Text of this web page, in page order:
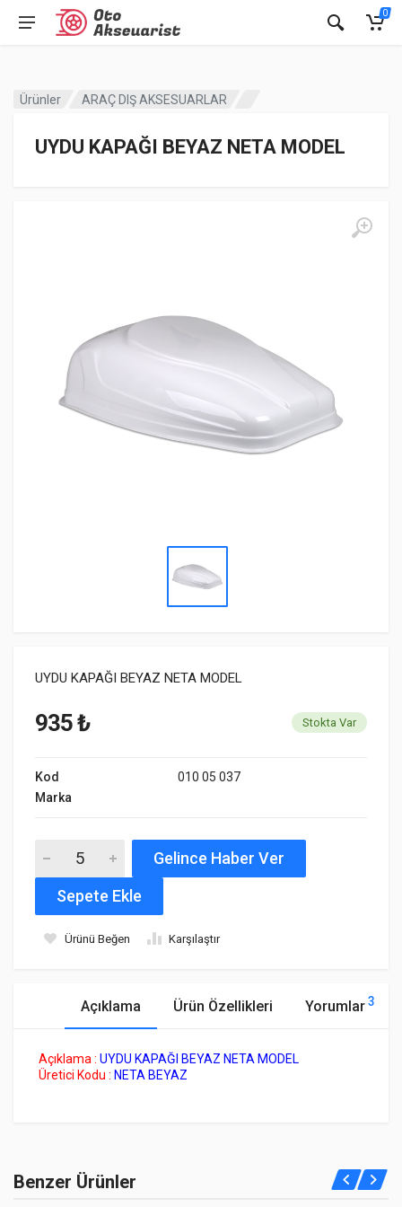
0
Ürünler ARAÇ DIŞ AKSESUARLAR
UYDU KAPAĞI BEYAZ NETA MODEL
UYDU KAPAĞI BEYAZ NETA MODEL
935 ₺ Stokta Var
Kod
010 05 037
Marka
Gelince Haber Ver
Sepete Ekle
Ürünü Beğen Karşılaştır
Açıklama Ürün Özellikleri Yorumlar3
Açıklama : UYDU KAPAĞI BEYAZ NETA MODEL
Üretici Kodu : NETA BEYAZ
Henüz bu ürüne bir yorum yapılmamış.
10 Reviews
Benzer Ürünler